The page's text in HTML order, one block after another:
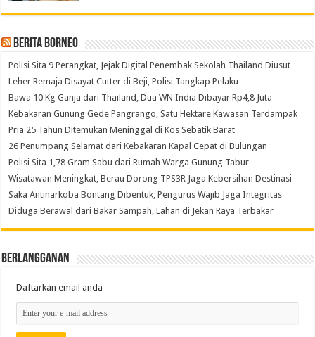
Berita Borneo
Polisi Sita 9 Perangkat, Jejak Digital Penembak Sekolah Thailand Diusut
Leher Remaja Disayat Cutter di Beji, Polisi Tangkap Pelaku
Bawa 10 Kg Ganja dari Thailand, Dua WN India Dibayar Rp4,8 Juta
Kebakaran Gunung Gede Pangrango, Satu Hektare Kawasan Terdampak
Pria 25 Tahun Ditemukan Meninggal di Kos Sebatik Barat
26 Penumpang Selamat dari Kebakaran Kapal Cepat di Bulungan
Polisi Sita 1,78 Gram Sabu dari Rumah Warga Gunung Tabur
Wisatawan Meningkat, Berau Dorong TPS3R Jaga Kebersihan Destinasi
Saka Antinarkoba Bontang Dibentuk, Pengurus Wajib Jaga Integritas
Diduga Berawal dari Bakar Sampah, Lahan di Jekan Raya Terbakar
Berlangganan
Daftarkan email anda